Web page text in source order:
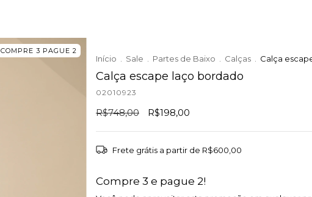
COMPRE 3 PAGUE 2
Início Sale Partes de Baixo Calças Calça
Calça escape laço bordado
02010923
R$748,00 R$198,00
Frete grátis a partir de R$600,00
Compre 3 e pague 2!